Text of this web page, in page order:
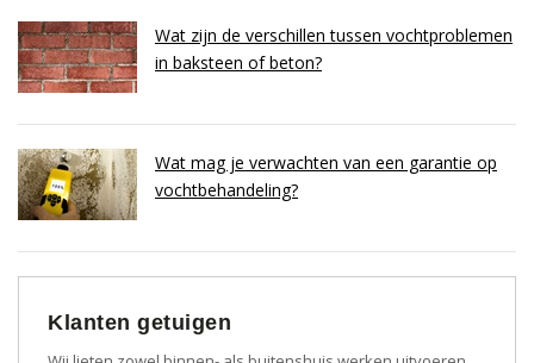
Wat zijn de verschillen tussen vochtproblemen
in baksteen of beton?
Wat mag je verwachten van een garantie op
vochtbehandeling?
Klanten getuigen